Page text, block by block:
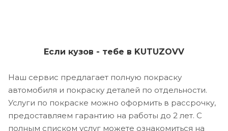
Если кузов - тебе в KUTUZOVV
Наш сервис предлагает полную покраску
автомобиля и покраску деталей по отдельности.
Услуги по покраске можно оформить в рассрочку,
предоставляем гарантию на работы до 2 лет. С
полным списком услуг можете ознакомиться на